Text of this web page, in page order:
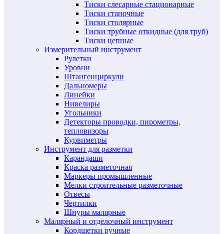
Тиски слесарные стационарные
Тиски станочные
Тиски столярные
Тиски трубные откидные (для труб)
Тиски цепные
Измерительный инструмент
Рулетки
Уровни
Штангенциркули
Дальномеры
Линейки
Нивелиры
Угольники
Детекторы проводки, пирометры,
тепловизоры
Курвиметры
Инструмент для разметки
Карандаши
Краска разметочная
Маркеры промышленные
Мелки строительные разметочные
Отвесы
Чертилки
Шнуры малярные
Малярный и отделочный инструмент
Кордщетки ручные